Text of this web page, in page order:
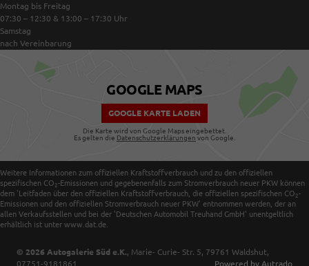
Montag bis Freitag
07:30 – 12:30 & 13:00 – 17:30 Uhr
Samstag
nach Vereinbarung
GOOGLE MAPS
GOOGLE KARTE LADEN
Die Karte wird von Google Maps eingebettet.
Es gelten die Datenschutzerklärungen von Google.
Weitere Informationen zum offiziellen Kraftstoffverbrauch und zu den offiziellen
spezifischen CO 2-Emissionen und gegebenenfalls zum Stromverbrauch neuer PKW können
dem 'Leitfaden über den offiziellen Kraftstoffverbrauch, die offiziellen spezifischen CO 2-
Emissionen und den offiziellen Stromverbrauch neuer PKW' entnommen werden, der an
allen Verkaufsstellen und bei der 'Deutschen Automobil Treuhand GmbH' unentgeltlich
erhältlich ist unter www.dat.de.
© 2026 Autogalerie Süd e.K., Marie- Curie- Str. 5, 79761 Waldshut,
07751-9181861
Powered by Autrado